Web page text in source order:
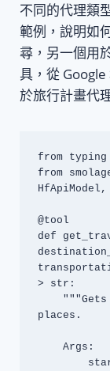
不同的代理類
範例，說明如
尋，另一個用
具，從
於旅行計畫代
from
from
@tool
def
> str:
places.